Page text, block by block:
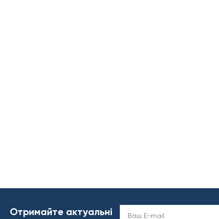
Отримайте актуальні